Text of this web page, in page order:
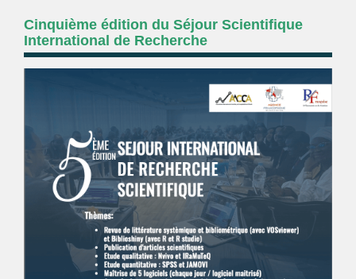
Cinquième édition du Séjour Scientifique
International de Recherche